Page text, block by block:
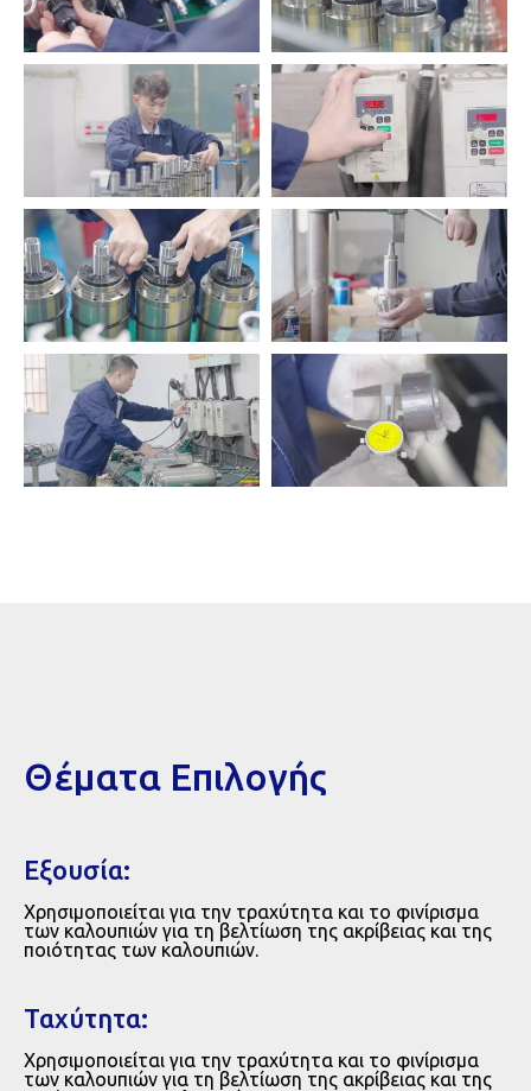
Θέματα Επιλογής
Εξουσία:
Χρησιμοποιείται για την τραχύτητα και το φινίρισμα
των καλουπιών για τη βελτίωση της ακρίβειας και της
ποιότητας των καλουπιών.
Ταχύτητα:
Χρησιμοποιείται για την τραχύτητα και το φινίρισμα
των καλουπιών για τη βελτίωση της ακρίβειας και της